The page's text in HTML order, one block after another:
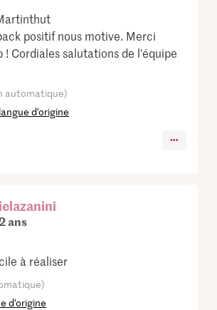
positif nous motive. Merci
! Cordiales salutations de l'équipe
automatique)
d’origine
ans
à réaliser
d’origine